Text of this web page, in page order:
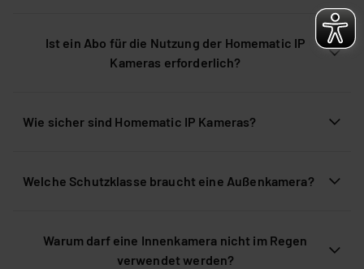
Ist ein Abo für die Nutzung der Homematic IP
Kameras erforderlich?
Wie sicher sind Homematic IP Kameras?
Welche Schutzklasse braucht eine Außenkamera?
Warum darf eine Innenkamera nicht im Regen
verwendet werden?